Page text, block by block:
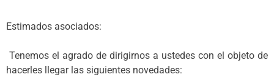
Estimados asociados:
Tenemos el agrado de dirigirnos a ustedes con el objeto de
hacerles llegar las siguientes novedades: